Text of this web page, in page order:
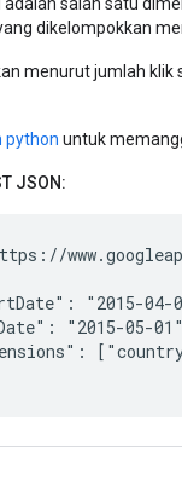
dikelompokkan
menurut jumlah
python untuk
JSON:
"2015-04-
"2015-05-